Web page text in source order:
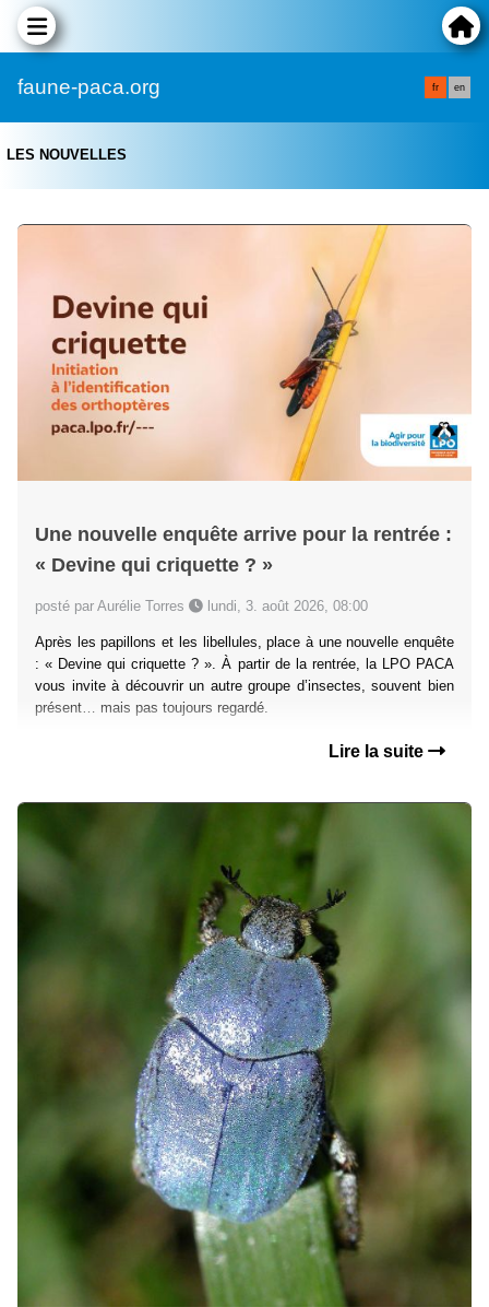
faune-paca.org fr en
LES NOUVELLES
Une nouvelle enquête arrive pour la rentrée :
« Devine qui criquette ? »
posté par Aurélie Torres lundi, 3. août 2026, 08:00
Après les papillons et les libellules, place à une nouvelle enquête
: « Devine qui criquette ? ». À partir de la rentrée, la LPO PACA
vous invite à découvrir un autre groupe d’insectes, souvent bien
présent… mais pas toujours regardé.
Lire la suite